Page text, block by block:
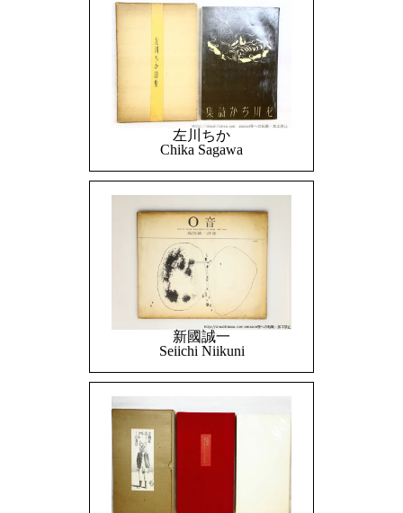
左川ちか
Chika Sagawa
新國誠一
Seiichi Niikuni